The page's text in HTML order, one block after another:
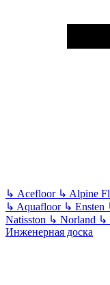
↳ Acefloor ↳ Alpine
↳ Aquafloor ↳ Ensten
Natisston ↳ Norland ↳
Инженерная доска